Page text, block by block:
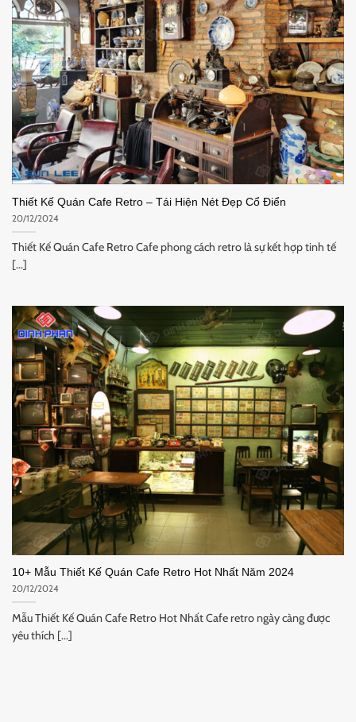
Thiết Kế Quán Cafe Retro – Tái Hiện Nét Đẹp Cổ Điển
20/12/2024
Thiết Kế Quán Cafe Retro Cafe phong cách retro là sự kết hợp tinh tế
[...]
10+ Mẫu Thiết Kế Quán Cafe Retro Hot Nhất Năm 2024
20/12/2024
Mẫu Thiết Kế Quán Cafe Retro Hot Nhất Cafe retro ngày càng được
yêu thích [...]